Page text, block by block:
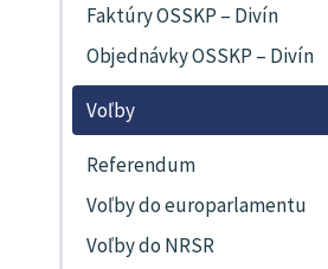
Faktúry OSSKP – Divín
Objednávky OSSKP – Divín
Voľby
Referendum
Voľby do europarlamentu
Voľby do NRSR